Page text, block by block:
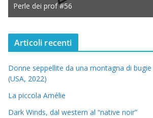
Perle dei prof #56
Articoli recenti
Donne seppellite da una montagna di
(USA, 2022)
La piccola Amélie
Dark Winds, dal western al “native noir”